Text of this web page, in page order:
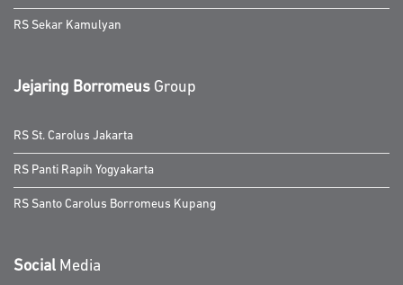
RS Sekar Kamulyan
Jejaring Borromeus Group
RS St. Carolus Jakarta
RS Panti Rapih Yogyakarta
RS Santo Carolus Borromeus Kupang
Social Media